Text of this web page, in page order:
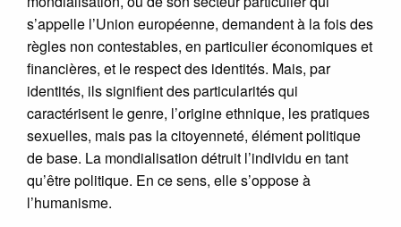
s’appelle l’Union européenne, demandent à la fois des
règles non contestables, en particulier économiques et
financières, et le respect des identités. Mais, par
identités, ils signifient des particularités qui
caractérisent le genre, l’origine ethnique, les pratiques
sexuelles, mais pas la citoyenneté, élément politique
de base. La mondialisation détruit l’individu en tant
qu’être politique. En ce sens, elle s’oppose à
l’humanisme.